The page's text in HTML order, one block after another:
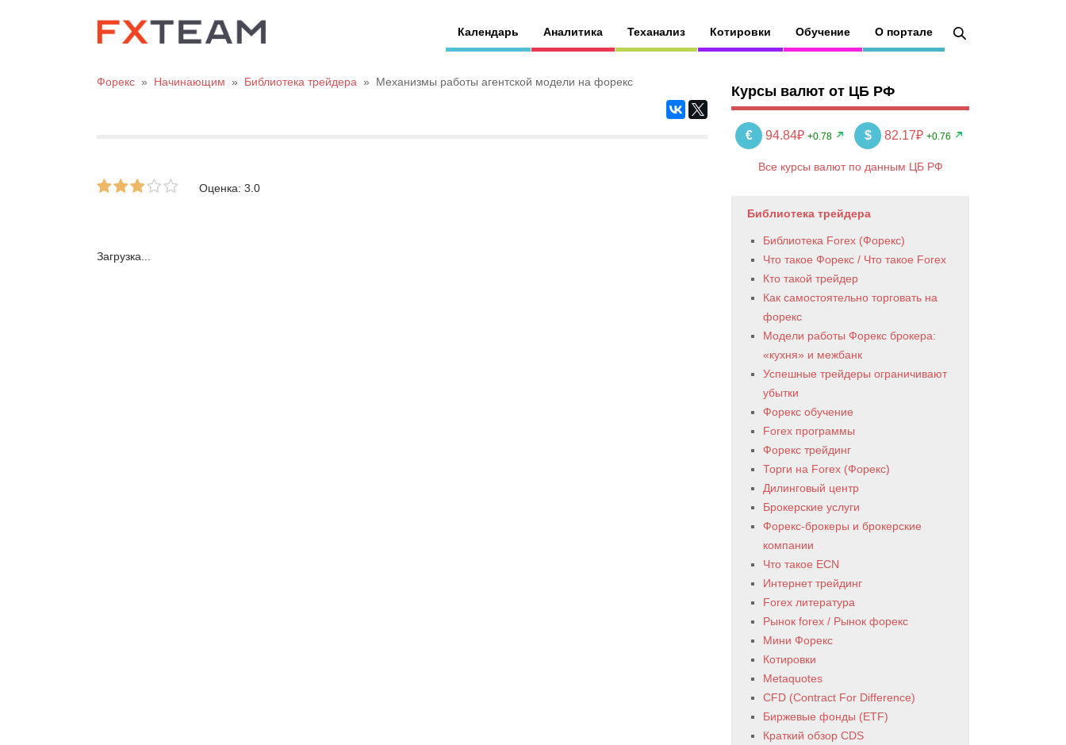
Календарь Аналитика Теханализ Котировки Обучение О портале
Форекс » Начинающим » Библиотека трейдера » Механизмы работы агентской модели на форекс
Оценка: 3.0
Загрузка...
Курсы валют от ЦБ РФ
€ 94.84₽ +0.78 $ 82.17₽ +0.76
Все курсы валют по данным ЦБ РФ
Библиотека трейдера
Библиотека Forex (Форекс)
Что такое Форекс / Что такое Forex
Кто такой трейдер
Как самостоятельно торговать на
форекс
Модели работы Форекс брокера:
«кухня» и межбанк
Успешные трейдеры ограничивают
убытки
Форекс обучение
Forex программы
Форекс трейдинг
Торги на Forex (Форекс)
Дилинговый центр
Брокерские услуги
Форекс-брокеры и брокерские
компании
Что такое ECN
Интернет трейдинг
Forex литература
Рынок forex / Рынок форекс
Мини Форекс
Котировки
Metaquotes
CFD (Contract For Difference)
Биржевые фонды (ETF)
Краткий обзор CDS